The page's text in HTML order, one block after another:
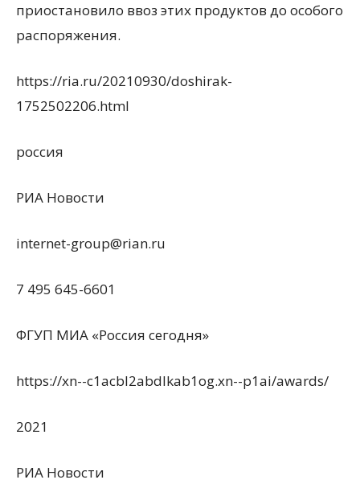
приостановило ввоз этих продуктов до особого
распоряжения.
https://ria.ru/20210930/doshirak-
1752502206.html
россия
РИА Новости
internet-group@rian.ru
7 495 645-6601
ФГУП МИА «Россия сегодня»
https://xn--c1acbl2abdlkab1og.xn--p1ai/awards/
2021
РИА Новости